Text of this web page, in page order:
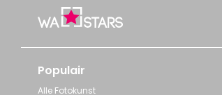
Populair
Alle Fotokunst